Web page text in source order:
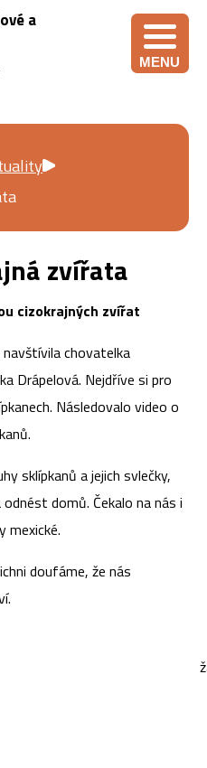
a
MENU
zvířata
cizokrajných zvířat
chovatelka
Drápelová. Nejdříve si pro
Následovalo video o
sklípkanů a jejich svlečky,
domů. Čekalo na nás i
mexické.
doufáme, že nás